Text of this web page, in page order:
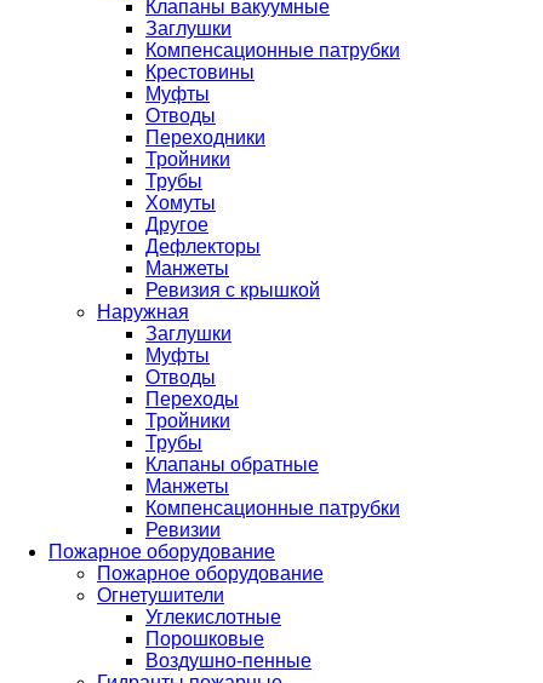
Клапаны вакуумные
Заглушки
Компенсационные патрубки
Крестовины
Муфты
Отводы
Переходники
Тройники
Трубы
Хомуты
Другое
Дефлекторы
Манжеты
Ревизия с крышкой
Наружная
Заглушки
Муфты
Отводы
Переходы
Тройники
Трубы
Клапаны обратные
Манжеты
Компенсационные патрубки
Ревизии
Пожарное оборудование
Пожарное оборудование
Огнетушители
Углекислотные
Порошковые
Воздушно-пенные